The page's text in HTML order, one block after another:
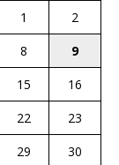
1
2
8
9
15
16
22
23
29
30